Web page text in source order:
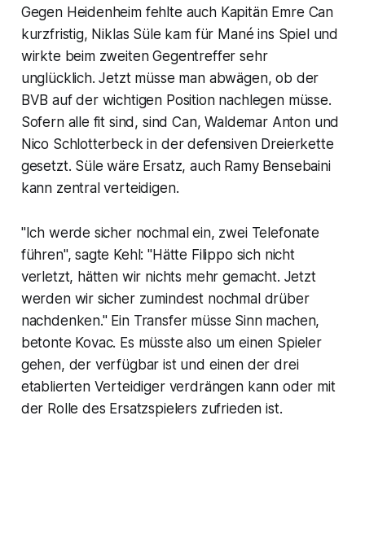
Gegen Heidenheim fehlte auch Kapitän Emre Can
kurzfristig, Niklas Süle kam für Mané ins Spiel und
wirkte beim zweiten Gegentreffer sehr
unglücklich. Jetzt müsse man abwägen, ob der
BVB auf der wichtigen Position nachlegen müsse.
Sofern alle fit sind, sind Can, Waldemar Anton und
Nico Schlotterbeck in der defensiven Dreierkette
gesetzt. Süle wäre Ersatz, auch Ramy Bensebaini
kann zentral verteidigen.
"Ich werde sicher nochmal ein, zwei Telefonate
führen", sagte Kehl: "Hätte Filippo sich nicht
verletzt, hätten wir nichts mehr gemacht. Jetzt
werden wir sicher zumindest nochmal drüber
nachdenken." Ein Transfer müsse Sinn machen,
betonte Kovac. Es müsste also um einen Spieler
gehen, der verfügbar ist und einen der drei
etablierten Verteidiger verdrängen kann oder mit
der Rolle des Ersatzspielers zufrieden ist.